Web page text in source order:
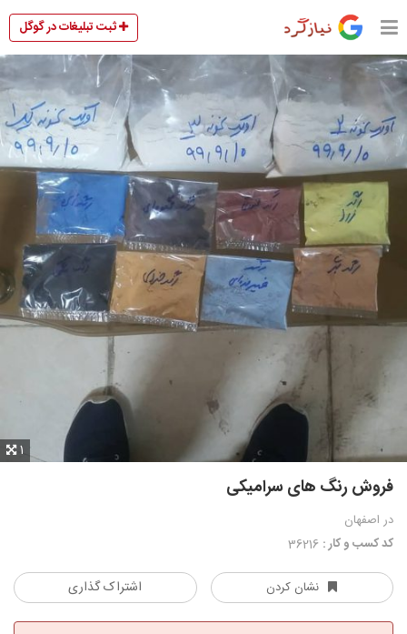
ثبت تبلیغات در گوگل
1
فروش رنگ های سرامیکی
در اصفهان
کد کسب و کار :
نشان کردن اشتراک گذاری